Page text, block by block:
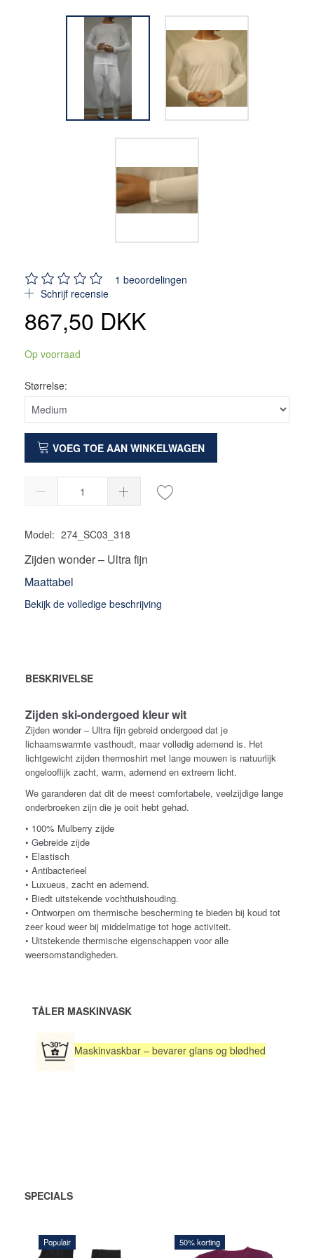
1 beoordelingen
Schrijf recensie
867,50 DKK
Op voorraad
Størrelse:
VOEG TOE AAN WINKELWAGEN
Model: 274_SC03_318
Zijden wonder – Ultra fijn
Maattabel
Bekijk de volledige beschrijving
BESKRIVELSE
Zijden ski-ondergoed kleur wit
Zijden wonder – Ultra fijn gebreid ondergoed dat je
lichaamswarmte vasthoudt, maar volledig ademend is. Het
lichtgewicht zijden thermoshirt met lange mouwen is natuurlijk
ongelooflijk zacht, warm, ademend en extreem licht.
We garanderen dat dit de meest comfortabele, veelzijdige lange
onderbroeken zijn die je ooit hebt gehad.
• 100% Mulberry zijde
• Gebreide zijde
• Elastisch
• Antibacterieel
• Luxueus, zacht en ademend.
• Biedt uitstekende vochthuishouding.
• Ontworpen om thermische bescherming te bieden bij koud tot
zeer koud weer bij middelmatige tot hoge activiteit.
• Uitstekende thermische eigenschappen voor alle
weersomstandigheden.
TÅLER MASKINVASK
Maskinvaskbar – bevarer glans og blødhed
SPECIALS
Populair 50% korting